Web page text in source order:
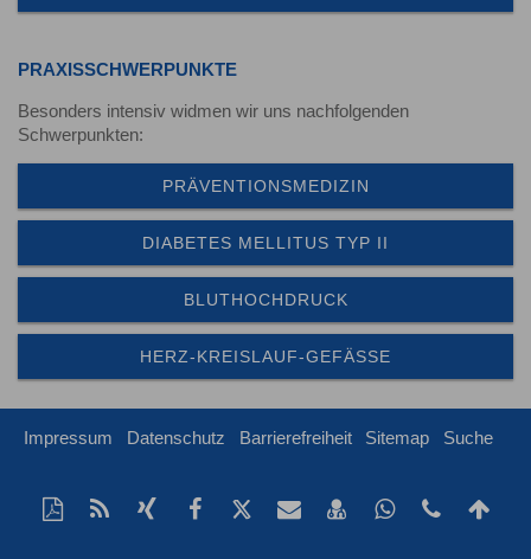
PRAXISSCHWERPUNKTE
Besonders intensiv widmen wir uns nachfolgenden
Schwerpunkten:
PRÄVENTIONSMEDIZIN
DIABETES MELLITUS TYP II
BLUTHOCHDRUCK
HERZ-KREISLAUF-GEFÄSSE
Impressum Datenschutz Barrierefreiheit Sitemap Suche
Diese
Seite
RSS-
Feed
Auf
Xing
Auf
Facebook
Twitter
Per
Mail
vCard
speichern
Auf
Whatsapp
Kontakt